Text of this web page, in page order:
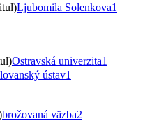
Ljubomila Solenkova1
Ostravská univerzita1
ústav1
brožovaná väzba2